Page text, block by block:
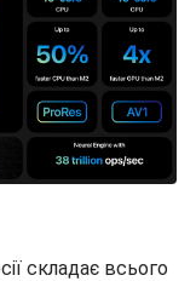
складає всього